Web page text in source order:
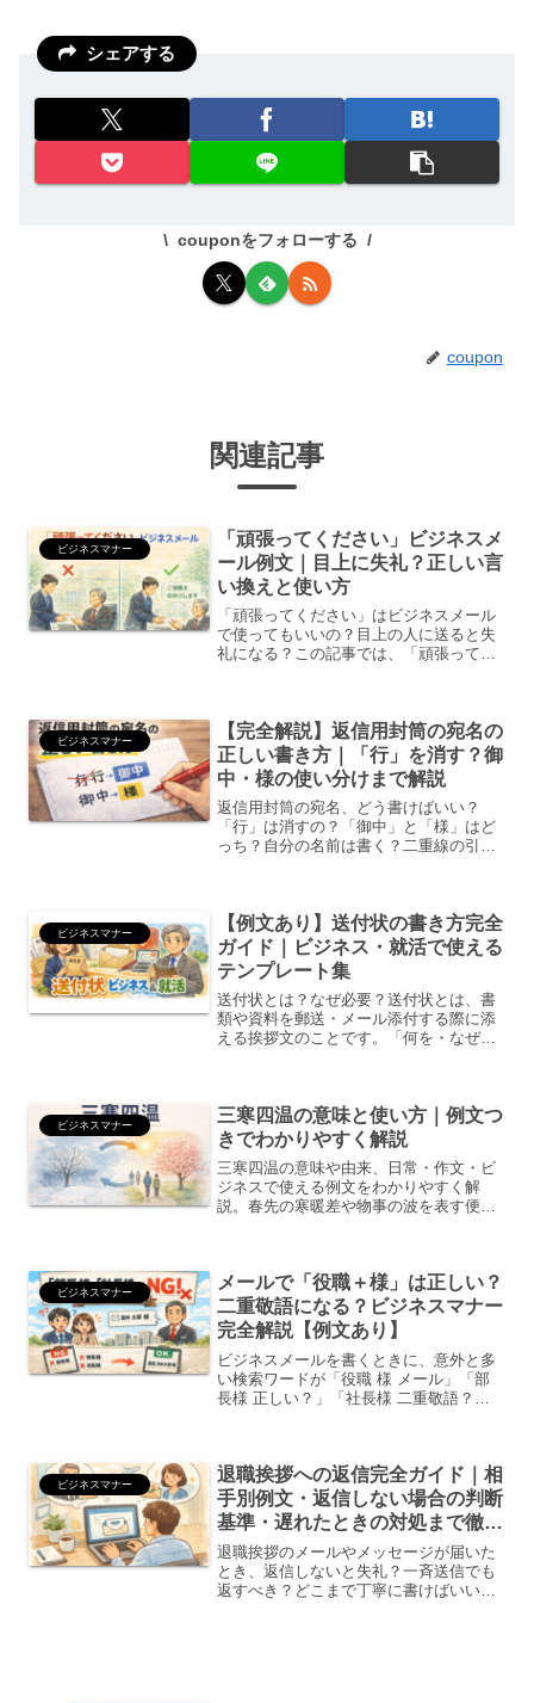
シェアする
couponをフォローする
coupon
関連記事
ビジネスマナー
「頑張ってください」ビジネスメ
ール例文｜目上に失礼？正しい言
い換えと使い方
「頑張ってください」はビジネスメール
で使ってもいいの？目上の人に送ると失
礼になる？この記事では、「頑張ってく
します。「頑張ってくだ...
ビジネスマナー
【完全解説】返信用封筒の宛名の
正しい書き方｜「行」を消す？御
中・様の使い分けまで解説
返信用封筒の宛名、どう書けばいい？
「行」は消すの？「御中」と「様」はど
っち？自分の名前は書く？二重線の引き
場面に対応した正しい宛名の...
ビジネスマナー
【例文あり】送付状の書き方完全
ガイド｜ビジネス・就活で使える
テンプレート集
送付状とは？なぜ必要？送付状とは、書
類や資料を郵送・メール添付する際に添
える挨拶文のことです。「何を・なぜ・
見積書の送付契約書の返送...
ビジネスマナー
三寒四温の意味と使い方｜例文つ
きでわかりやすく解説
三寒四温の意味や由来、日常・作文・ビ
ジネスで使える例文をわかりやすく解
説。春先の寒暖差や物事の波を表す便利
ビジネスマナー
メールで「役職＋様」は正しい？
二重敬語になる？ビジネスマナー
完全解説【例文あり】
ビジネスメールを書くときに、意外と多
い検索ワードが「役職 様 メール」「部
長様 正しい？」「社長様 二重敬語？」
は、メールで「役職...
ビジネスマナー
退職挨拶への返信完全ガイド｜相
手別例文・返信しない場合の判断
基準・遅れたときの対処まで徹底
解説
退職挨拶のメールやメッセージが届いた
とき、返信しないと失礼？一斉送信でも
返すべき？どこまで丁寧に書けばいい？